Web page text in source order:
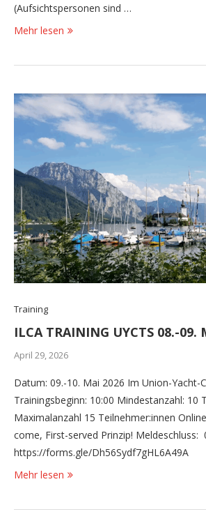
(Aufsichtspersonen sind …
Mehr lesen
Training
ILCA TRAINING UYCTS 08.-09.
April 29, 2026
Datum: 09.-10. Mai 2026 Im Union-Yacht-
Trainingsbeginn: 10:00 Mindestanzahl: 10
Maximalanzahl 15 Teilnehmer:innen
come, First-served Prinzip! Meldeschluss:
https://forms.gle/Dh56Sydf7gHL6A49A
Mehr lesen